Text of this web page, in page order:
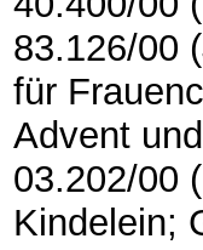
83.126/00
für
Advent
03.202/00
Kindelein;